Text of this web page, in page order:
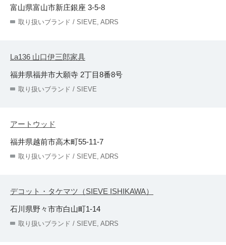
富山県富山市新庄銀座 3-5-8
取り扱いブランド / SIEVE, ADRS
La136 山口伊三郎家具
福井県福井市大願寺 2丁目8番8号
取り扱いブランド / SIEVE
アートウッド
福井県越前市高木町55-11-7
取り扱いブランド / SIEVE, ADRS
デコット・タケマツ（SIEVE ISHIKAWA）
石川県野々市市白山町1-14
取り扱いブランド / SIEVE, ADRS